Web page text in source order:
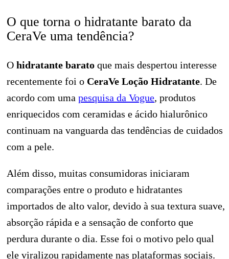
O que torna o hidratante barato da
CeraVe uma tendência?
O hidratante barato que mais despertou interesse
recentemente foi o CeraVe Loção Hidratante. De
acordo com uma pesquisa da Vogue, produtos
enriquecidos com ceramidas e ácido hialurônico
continuam na vanguarda das tendências de cuidados
com a pele.
Além disso, muitas consumidoras iniciaram
comparações entre o produto e hidratantes
importados de alto valor, devido à sua textura suave,
absorção rápida e a sensação de conforto que
perdura durante o dia. Esse foi o motivo pelo qual
ele viralizou rapidamente nas plataformas sociais.